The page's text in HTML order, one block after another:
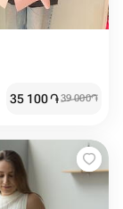
35 100֏39 000֏